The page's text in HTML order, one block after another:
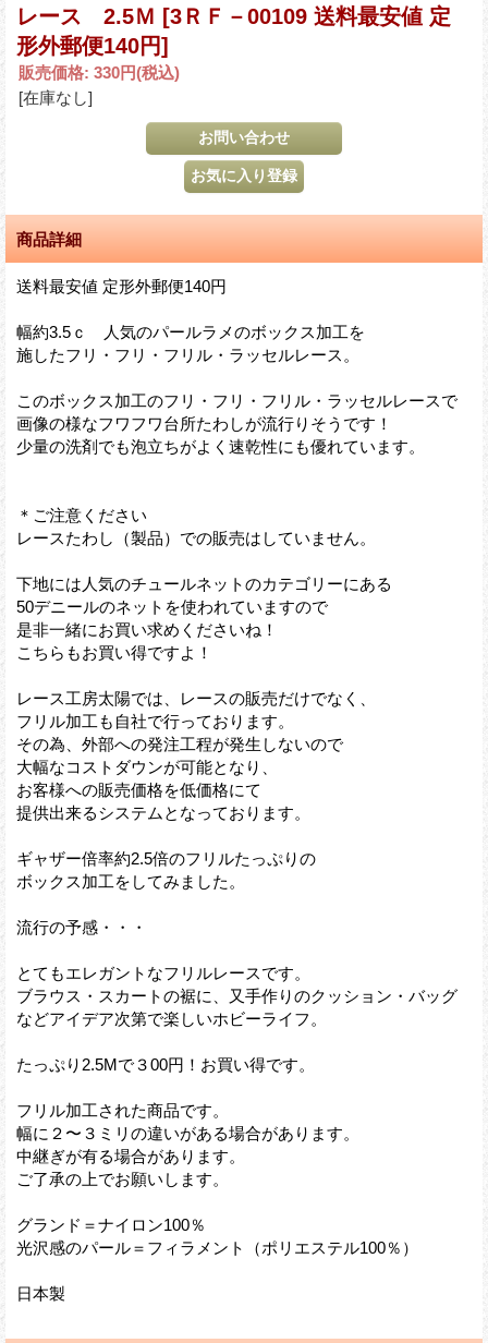
レース 2.5Ｍ [3ＲＦ－00109 送料最安値 定
形外郵便140円]
販売価格: 330円(税込)
[在庫なし]
商品詳細
送料最安値 定形外郵便140円
幅約3.5ｃ 人気のパールラメのボックス加工を
施したフリ・フリ・フリル・ラッセルレース。
このボックス加工のフリ・フリ・フリル・ラッセルレースで
画像の様なフワフワ台所たわしが流行りそうです！
少量の洗剤でも泡立ちがよく速乾性にも優れています。
＊ご注意ください
レースたわし（製品）での販売はしていません。
下地には人気のチュールネットのカテゴリーにある
50デニールのネットを使われていますので
是非一緒にお買い求めくださいね！
こちらもお買い得ですよ！
レース工房太陽では、レースの販売だけでなく、
フリル加工も自社で行っております。
その為、外部への発注工程が発生しないので
大幅なコストダウンが可能となり、
お客様への販売価格を低価格にて
提供出来るシステムとなっております。
ギャザー倍率約2.5倍のフリルたっぷりの
ボックス加工をしてみました。
流行の予感・・・
とてもエレガントなフリルレースです。
ブラウス・スカートの裾に、又手作りのクッション・バッグ
などアイデア次第で楽しいホビーライフ。
たっぷり2.5Mで３00円！お買い得です。
フリル加工された商品です。
幅に２〜３ミリの違いがある場合があります。
中継ぎが有る場合があります。
ご了承の上でお願いします。
グランド＝ナイロン100％
光沢感のパール＝フィラメント（ポリエステル100％）
日本製